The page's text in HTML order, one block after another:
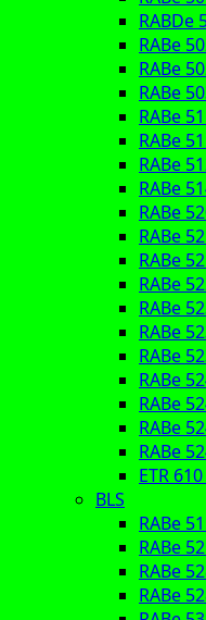
RABDe
RABe
RABe
RABe
RABe
RABe
RABe
RABe
RABe
RABe
RABe
RABe
RABe
RABe
RABe
RABe
RABe
RABe
RABe
ETR
BLS
RABe
RABe
RABe
RABe